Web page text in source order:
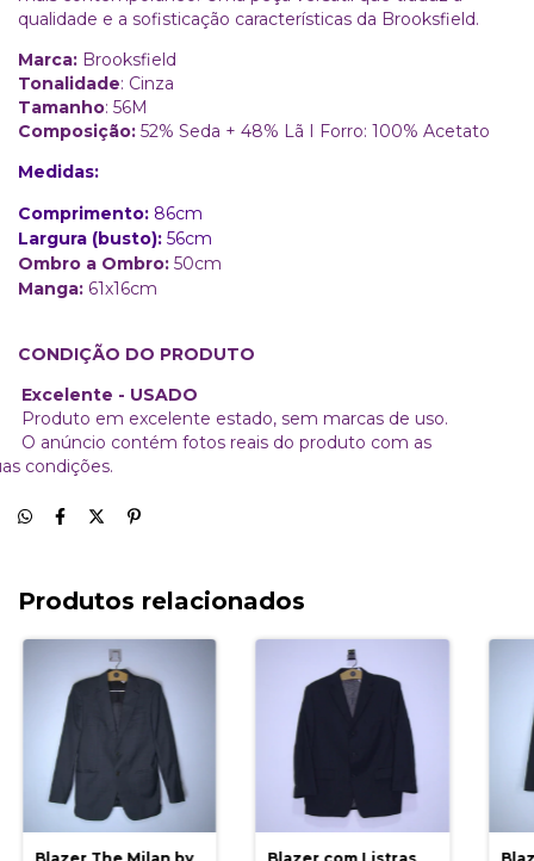
qualidade e a sofisticação características da Brooksfield.
Marca: Brooksfield
Tonalidade: Cinza
Tamanho: 56M
Composição: 52% Seda + 48% Lã I Forro: 100% Acetato
Medidas:
Comprimento: 86cm
Largura (busto): 56cm
Ombro a Ombro: 50cm
Manga: 61x16cm
CONDIÇÃO DO PRODUTO
- USADO
em excelente estado, sem marcas de uso.
anúncio contém fotos reais do produto com as
condições.
Produtos relacionados